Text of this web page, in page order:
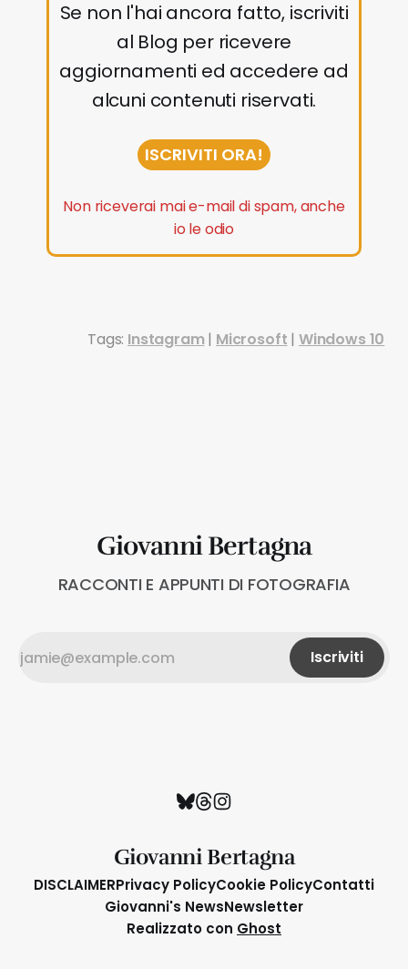
Se non l'hai ancora fatto, iscriviti
al Blog per ricevere
aggiornamenti ed accedere ad
alcuni contenuti riservati.
ISCRIVITI ORA!
Non riceverai mai e-mail di spam, anche
io le odio
Tags: Instagram | Microsoft | Windows 10
Giovanni Bertagna
RACCONTI E APPUNTI DI FOTOGRAFIA
Iscriviti
Giovanni Bertagna
DISCLAIMERPrivacy PolicyCookie PolicyContatti
Giovanni's NewsNewsletter
Realizzato con Ghost